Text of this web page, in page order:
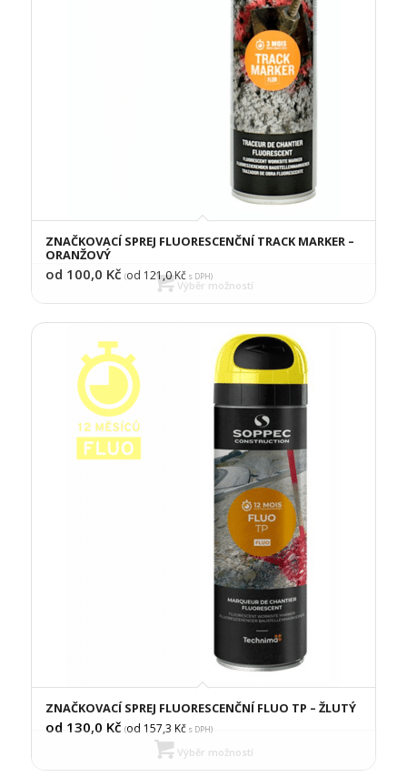
ZNAČKOVACÍ SPREJ FLUORESCENČNÍ TRACK MARKER –
ORANŽOVÝ
od 100,0 Kč (od 121,0Kčs DPH)
Výběr možností
ZNAČKOVACÍ SPREJ FLUORESCENČNÍ FLUO TP – ŽLUTÝ
od 130,0 Kč (od 157,3 Kčs DPH)
Výběr možností